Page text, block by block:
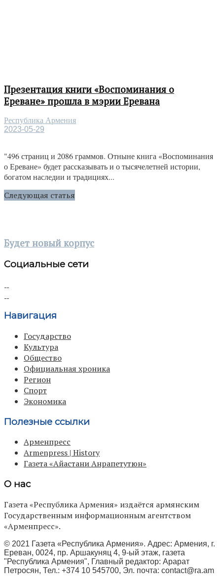
Презентация книги «Воспоминания о
Ереване» прошла в мэрии Еревана
Республика Армения
2023-05-29
"496 страниц и 2086 граммов. Отныне книга «Воспоминания
о Ереване» будет рассказывать и о тысячелетней истории,
богатом наследии и традициях...
Следующая статья
Будет новый корпус
Социальные сети
Навигация
Государство
Культура
Общество
Официальная хроника
Регион
Спорт
Экономика
Полезные ссылки
Арменпресс
Armenpress | History
Газета «Айастани Анрапетутюн»
О нас
Газета «Республика Армения» издаётся армянским
Государственным информационным агентством
«Арменпресс».
© 2021 Газета «Республика Армения». Адрес: Армения, г.
Ереван, 0024, пр. Аршакуняц 4, 9-ый этаж, газета
"Республика Армения", Главный редактор: Арарат
Петросян, Тел.: +374 10 545700, Эл. почта: contact@ra.am